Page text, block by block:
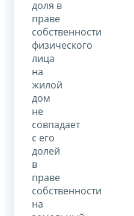
доля в
праве
собственности
физического
лица
на
жилой
дом
не
совпадает
с его
долей
в
праве
собственности
на